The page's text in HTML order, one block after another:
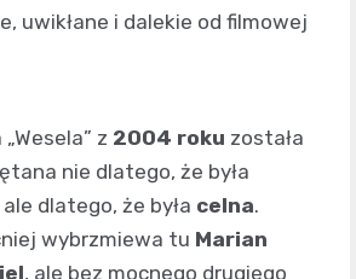
uwikłane i dalekie od filmowej
z 2004 roku została
nie dlatego, że była
ale dlatego, że była celna.
wybrzmiewa tu Marian
, ale bez mocnego drugiego